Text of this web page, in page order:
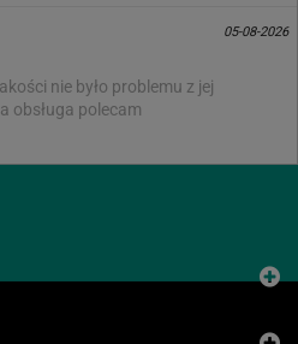
05-08-2026
nie było problemu z jej
obsługa polecam